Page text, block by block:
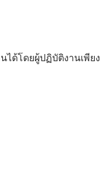
ได้โดยผู้ปฏิบัติงานเพียง